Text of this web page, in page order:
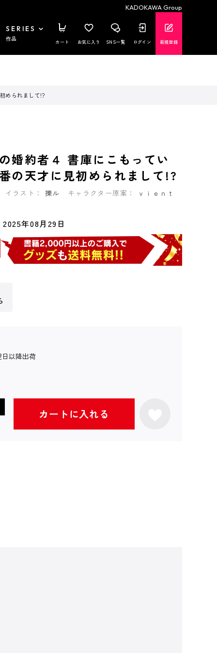
KADOKAWA Group
SERIES
作品 カート お気に入り SNS一覧 ログイン 新規登録
められまして!?
婚約者４ 書庫にこもってい
の天才に見初められまして!?
イラスト： 擽ル キャラクター原案： ｖｉｅｎｔ
2025年08月29日
日以降出荷
カートに入れる